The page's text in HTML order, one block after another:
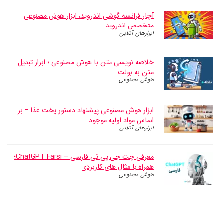
آچار فرانسه گوشی اندروید، ابزار هوش مصنوعی
متخصص اندروید
ابزارهای آنلاین
خلاصه نویسی متن با هوش مصنوعی ؛ ابزار تبدیل
متن به بولت
هوش مصنوعی
ابزار هوش مصنوعی پیشنهاد دستور پخت غذا – بر
اساس مواد اولیه موجود
ابزارهای آنلاین
معرفی چت جی پی تی فارسی – ChatGPT Farsi؛
همراه با مثال های کاربردی
هوش مصنوعی